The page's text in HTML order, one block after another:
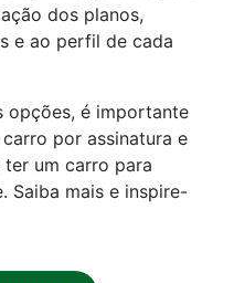
dos planos,
e ao perfil de cada
opções, é importante
por assinatura e
um carro para
Saiba mais e inspire-